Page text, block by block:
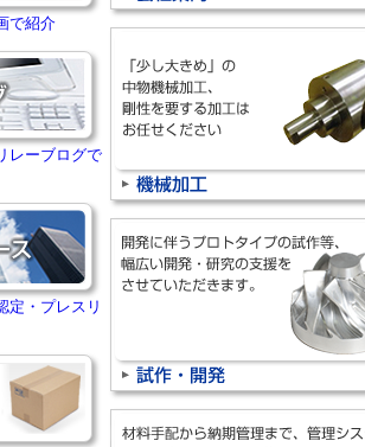
で紹介
レーブログで
定・プレスリ